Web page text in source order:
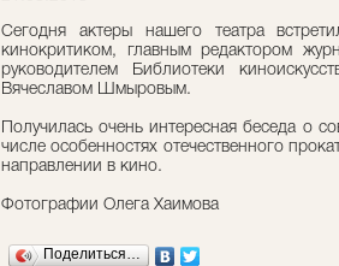
Сегодня актеры нашего театра
кинокритиком, главным редактором
руководителем Библиотеки
Вячеславом Шмыровым.
Получилась очень интересная беседа о
числе особенностях отечественного
направлении в кино.
Фотографии Олега Хаимова
Поделиться…